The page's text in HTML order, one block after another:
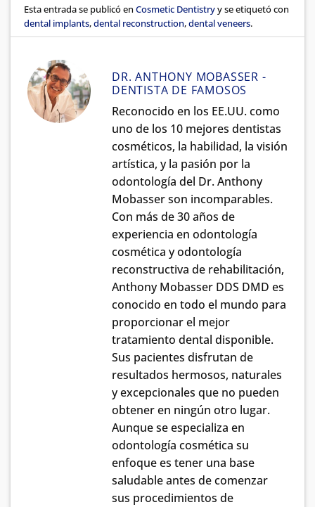
Esta entrada se publicó enCosmetic Dentistryy se etiquetó con
dental implants,dental reconstruction,dental veneers.
DR. ANTHONY MOBASSER -
DENTISTA DE FAMOSOS
Reconocido en los EE.UU. como
uno de los 10 mejores dentistas
cosméticos, la habilidad, la visión
artística, y la pasión por la
odontología del Dr. Anthony
Mobasser son incomparables.
Con más de 30 años de
experiencia en odontología
cosmética y odontología
reconstructiva de rehabilitación,
Anthony Mobasser DDS DMD es
conocido en todo el mundo para
proporcionar el mejor
tratamiento dental disponible.
Sus pacientes disfrutan de
resultados hermosos, naturales
y excepcionales que no pueden
obtener en ningún otro lugar.
Aunque se especializa en
odontología cosmética su
enfoque es tener una base
saludable antes de comenzar
sus procedimientos de